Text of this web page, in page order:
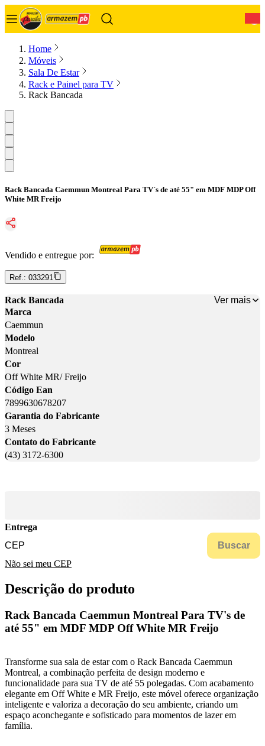
Home
Móveis
Sala De Estar
Rack e Painel para TV
Rack Bancada
Rack Bancada Caemmun Montreal Para TV´s de até 55" em MDF MDP Off
White MR Freijo
Vendido e entregue por:
Ref.: 033291
Rack Bancada
Ver mais
Marca
Caemmun
Modelo
Montreal
Cor
Off White MR/ Freijo
Código Ean
7899630678207
Garantia do Fabricante
3 Meses
Contato do Fabricante
(43) 3172-6300
Entrega
Buscar
Não sei meu CEP
Descrição do produto
Rack Bancada Caemmun Montreal Para TV's de
até 55" em MDF MDP Off White MR Freijo
Transforme sua sala de estar com o Rack Bancada Caemmun
Montreal, a combinação perfeita de design moderno e
funcionalidade para sua TV de até 55 polegadas. Com acabamento
elegante em Off White e MR Freijo, este móvel oferece organização
inteligente e valoriza a decoração do seu ambiente, criando um
espaço aconchegante e sofisticado para momentos de lazer em
família.